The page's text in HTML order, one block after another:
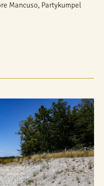
Mancuso, Partykumpel